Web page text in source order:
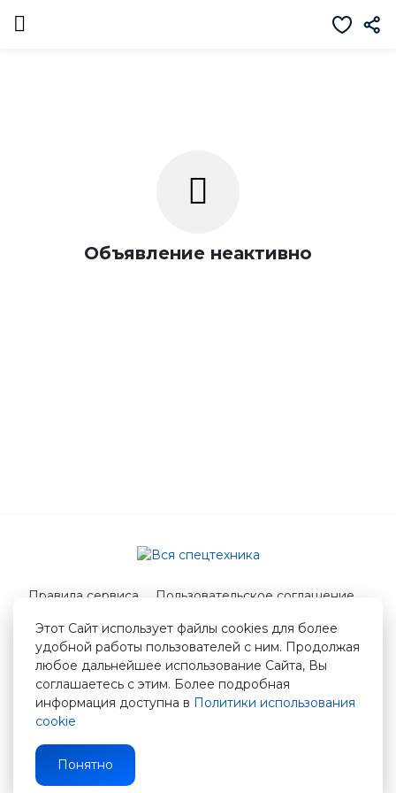
Объявление неактивно
Этот Сайт использует файлы cookies для более
удобной работы пользователей с ним. Продолжая
любое дальнейшее использование Сайта, Вы
соглашаетесь с этим. Более подробная
информация доступна в Политики использования
cookie
Понятно
Правила сервиса
Пользовательское соглашение
© 2026 Вся спецтехника
info@vstshop.ru